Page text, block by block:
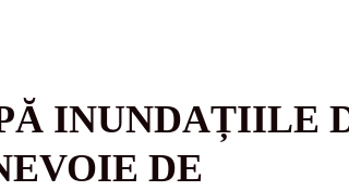
INUNDAȚIILE
DE